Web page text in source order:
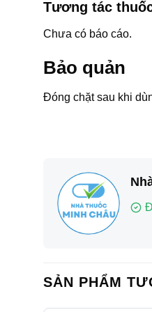
Tương tác
Chưa có báo cáo.
Bảo quản
Đóng chặt sau khi
SẢN PHẨM